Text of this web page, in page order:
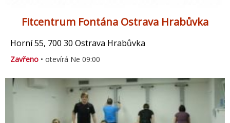
Fitcentrum Fontána Ostrava Hrabůvka
Horní 55, 700 30 Ostrava Hrabůvka
Zavřeno • otevírá Ne 09:00